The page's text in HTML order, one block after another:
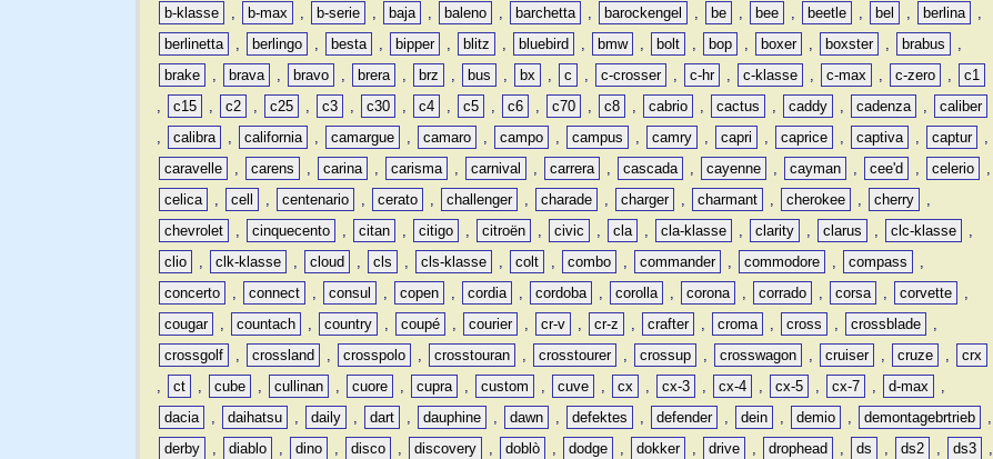
b-klasse
, b-max , b-serie , baja , baleno , barchetta , barockengel , be , bee , beetle , bel , berlina
,
berlinetta
, berlingo , besta , bipper , blitz , bluebird , bmw , bolt , bop , boxer , boxster , brabus
,
brake
, brava , bravo , brera , brz , bus , bx , c , c-crosser , c-hr , c-klasse , c-max , c-zero ,
c1
,
c15 , c2 , c25 , c3 , c30 , c4 , c5 , c6 , c70 , c8 , cabrio , cactus , caddy , cadenza ,
caliber
,
calibra , california , camargue , camaro , campo , campus , camry , capri , caprice , captiva , captur
,
caravelle
, carens , carina , carisma , carnival , carrera , cascada , cayenne , cayman , cee'd , celerio
,
celica
, cell , centenario , cerato , challenger , charade , charger , charmant , cherokee , cherry
,
chevrolet
, cinquecento , citan , citigo , citroën , civic , cla , cla-klasse , clarity , clarus , clc-klasse
,
clio
, clk-klasse , cloud , cls , cls-klasse , colt , combo , commander , commodore , compass
,
concerto
, connect , consul , copen , cordia , cordoba , corolla , corona , corrado , corsa , corvette
,
cougar
, countach , country , coupé , courier , cr-v , cr-z , crafter , croma , cross , crossblade
,
crossgolf
, crossland , crosspolo , crosstouran , crosstourer , crossup , crosswagon , cruiser , cruze ,
crx
,
ct , cube , cullinan , cuore , cupra , custom , cuve , cx , cx-3 , cx-4 , cx-5 , cx-7 , d-max
,
dacia
, daihatsu , daily , dart , dauphine , dawn , defektes , defender , dein , demio , demontagebrtrieb
,
derby
, diablo , dino , disco , discovery , doblò , dodge , dokker , drive , drophead , ds , ds2 , ds3
,